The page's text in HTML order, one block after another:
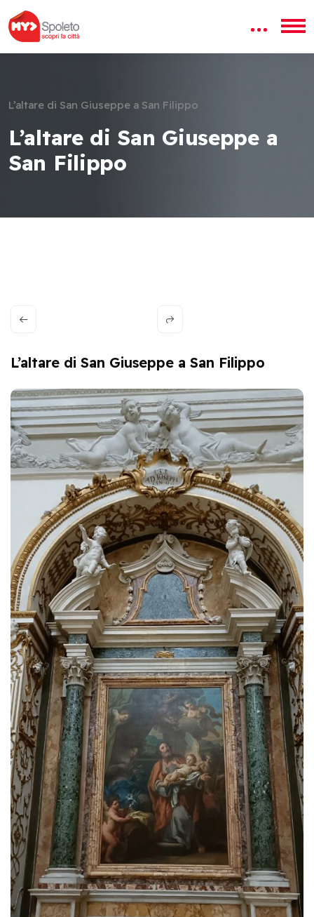
L’altare di San Giuseppe a San Filippo
L’altare di San Giuseppe a
San Filippo
L’altare di San Giuseppe a San Filippo